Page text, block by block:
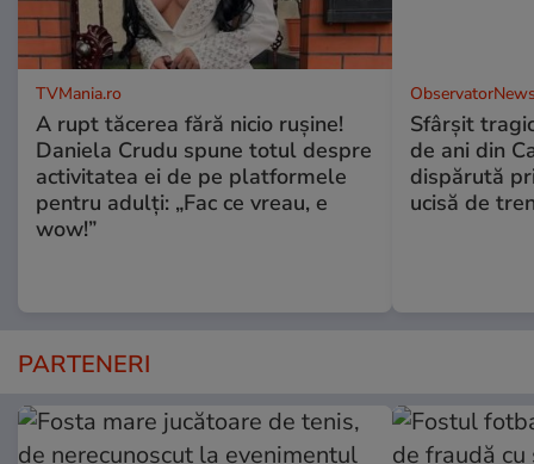
TVMania.ro
A rupt tăcerea fără nicio rușine!
Daniela Crudu spune totul despre
activitatea ei de pe platformele
pentru adulți: „Fac ce vreau, e
wow!”
Sfârşit
de ani din
dispărută
ucisă de
PARTENERI